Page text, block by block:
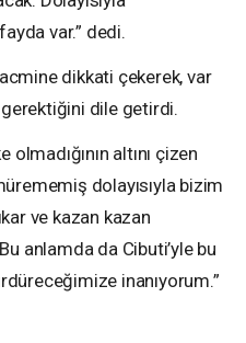
var.” dedi.
dikkati çekerek, var
gerektiğini dile getirdi.
altını çizen
dolayısıyla bizim
ve kazan kazan
anlamda da Cibuti’yle bu
inanıyorum.”